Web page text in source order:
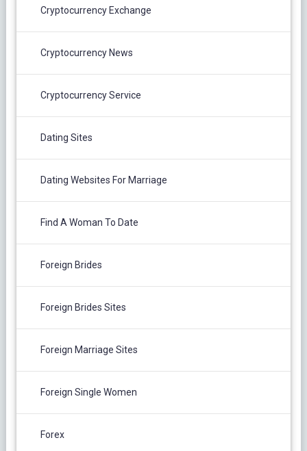
Cryptocurrency Exchange
Cryptocurrency News
Cryptocurrency Service
Dating Sites
Dating Websites For Marriage
Find A Woman To Date
Foreign Brides
Foreign Brides Sites
Foreign Marriage Sites
Foreign Single Women
Forex